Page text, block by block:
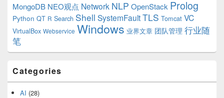
MongoDB NEO观点 Network NLP OpenStack Prolog
Python QT R Search Shell SystemFaultTLS Tomcat VC
VirtualBox Webservice Windows 业界文章 团队管理 行业随
笔
Categories
AI (28)